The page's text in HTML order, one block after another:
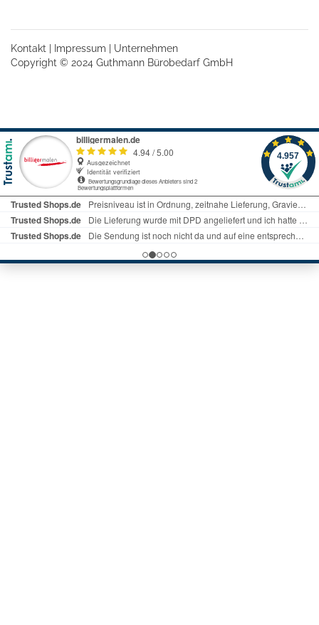
Kontakt Impressum
Unternehmen
Copyright © 2024 Guthmann Bürobedarf GmbH